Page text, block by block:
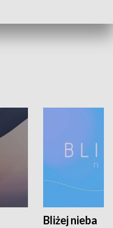
Bliżej nieba